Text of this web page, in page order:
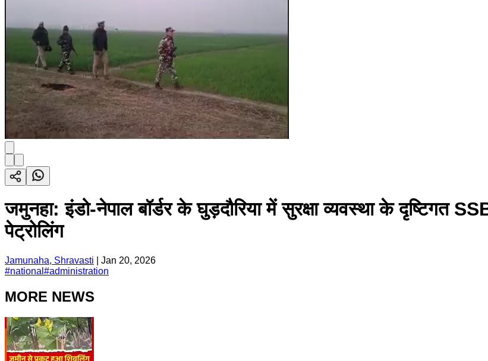
जमुनहा: इंडो-नेपाल बॉर्डर के घुड़दौरिया में सुरक्षा व्यवस्था के दृष्टिगत
पेट्रोलिंग
Jamunaha, Shravasti
Jan 20, 2026
#national #administration
MORE NEWS